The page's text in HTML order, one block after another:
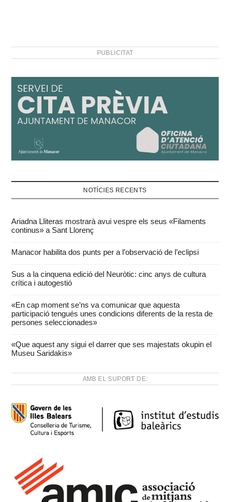
PUBLICITAT
NOTÍCIES RECENTS
Ariadna Lliteras mostrarà avui vespre els seus «Filaments
continus» a Sant Llorenç
Manacor habilita dos punts per a l’observació de l’eclipsi
Sus a la cinquena edició del Neuròtic: cinc anys de cultura
crítica i autogestió
«En cap moment se’ns va comunicar que aquesta
participació tengués unes condicions diferents de la resta de
persones seleccionades»
«Que aquest any sigui el darrer que ses majestats okupin el
Museu Saridakis»
AMB EL SUPORT DE: